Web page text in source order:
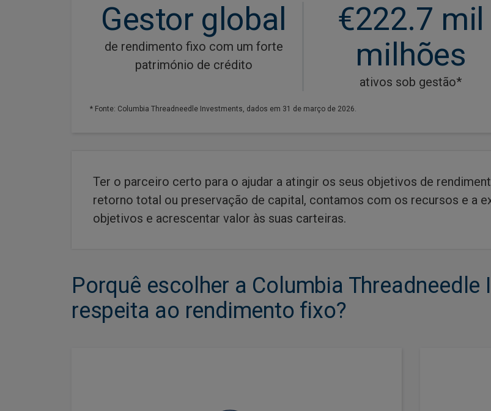
Gestor global
de rendimento fixo com um forte
património de crédito
€222.7 mil
milhões
ativos sob gestão*
* Fonte: Columbia Threadneedle Investments, dados em 31 de março de 2026.
Ter o parceiro certo para o ajudar a atingir os seus objetivos de
retorno total ou preservação de capital, contamos com os recursos e a
objetivos e acrescentar valor às suas carteiras.
Porquê escolher a Columbia Threadneedle
respeita ao rendimento fixo?